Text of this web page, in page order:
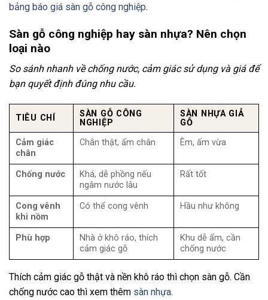
bảng báo giá sàn gỗ công nghiệp.
Sàn gỗ công nghiệp hay sàn nhựa? Nên chọn
loại nào
So sánh nhanh về chống nước, cảm giác sử dụng và giá để
bạn quyết định đúng nhu cầu.
TIÊU CHÍ
SÀN GỖ CÔNG
NGHIỆP
SÀN NHỰA GIẢ
GỖ
Cảm giác
chân
Chân thật, ấm chân Êm, ấm vừa
Chống nước
Khá, dễ phồng nếu
ngâm nước lâu
Rất tốt
Cong vênh
khi nồm
Có thể cong vênh Hầu như không
Phù hợp
Nhà ở khô ráo, thích
cảm giác gỗ
Khu dễ ẩm, cần
chống nước
Thích cảm giác gỗ thật và nền khô ráo thì chọn sàn gỗ. Cần
chống nước cao thì xem thêm sàn nhựa.